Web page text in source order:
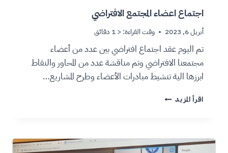
اجتماع اعضاء المجتمع الافتراضي
أبريل 6, 2023 وقت القراءة: < 1 دقائق
تم اليوم عقد اجتماع افتراضي بين عدد من أعضاء
مجتمعنا الافتراضي وتم مناقشة عدد من المحاور والنقاط
ابرزها الية تنشيط مبادرات الأعضاء وطرح المشاريع…
اقرأ المزيد